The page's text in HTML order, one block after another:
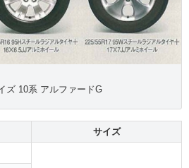
ズ 10系 アルファードG
サイズ